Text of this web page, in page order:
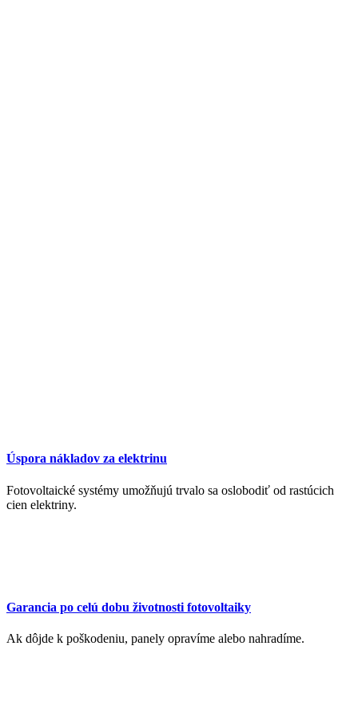
Úspora nákladov za elektrinu
Fotovoltaické systémy umožňujú trvalo sa oslobodiť od rastúcich
cien elektriny.
Garancia po celú dobu životnosti fotovoltaiky
Ak dôjde k poškodeniu, panely opravíme alebo nahradíme.